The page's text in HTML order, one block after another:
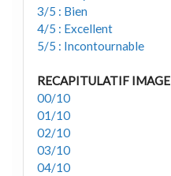
3/5 : Bien
4/5 : Excellent
5/5 : Incontournable
RECAPITULATIF IMAGE
00/10
01/10
02/10
03/10
04/10